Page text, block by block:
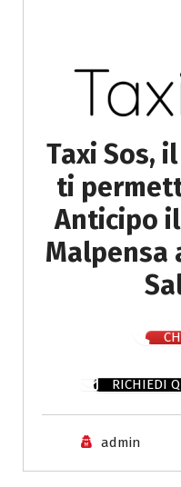
Taxi Sos,
ti
Anticipo
Malpensa
RICHIEDI
admin